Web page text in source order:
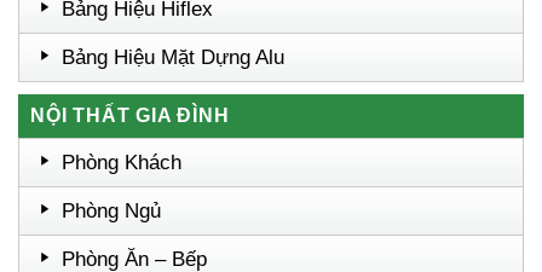
Bảng Hiệu Hiflex
Bảng Hiệu Mặt Dựng Alu
NỘI THẤT GIA ĐÌNH
Phòng Khách
Phòng Ngủ
Phòng Ăn – Bếp